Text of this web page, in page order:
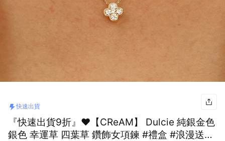
快速出貨
『快速出貨9折』❤️【CReAM】 Dulcie 純銀金色
銀色 幸運草 四葉草 鑽飾女項鍊 #禮盒 #浪漫送禮